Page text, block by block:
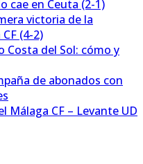
cae en Ceuta (2-1)
victoria de la
(4-2)
Costa del Sol: cómo y
de abonados con
Málaga CF – Levante UD